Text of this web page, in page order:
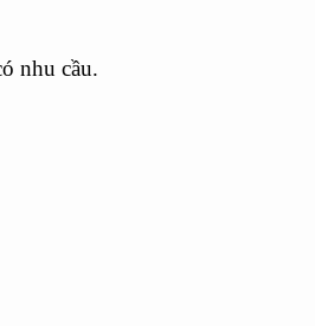
nhu cầu.